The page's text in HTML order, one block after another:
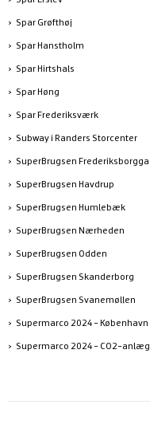
Spar Grøfthøj
Spar Hanstholm
Spar Hirtshals
Spar Høng
Spar Frederiksværk
Subway i Randers Storcenter
SuperBrugsen
SuperBrugsen Havdrup
SuperBrugsen Humlebæk
SuperBrugsen Nærheden
SuperBrugsen Odden
SuperBrugsen Skanderborg
SuperBrugsen Svanemøllen
Supermarco 2024 - København
Supermarco 2024 - CO2-anlæg